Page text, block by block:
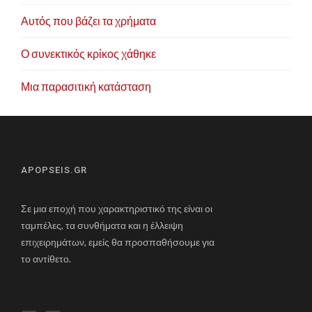
Αυτός που βάζει τα χρήματα
Ο συνεκτικός κρίκος χάθηκε
Μια παρασιτική κατάσταση
APOPSEIS.GR
Σε μια εποχή που χαρακτηριστικό της είναι οι
ταμπέλες, τα συνθήματα και η έλλειψη
επιχειρημάτων, εμείς θα προσπαθήσουμε για
το αντίθετο.